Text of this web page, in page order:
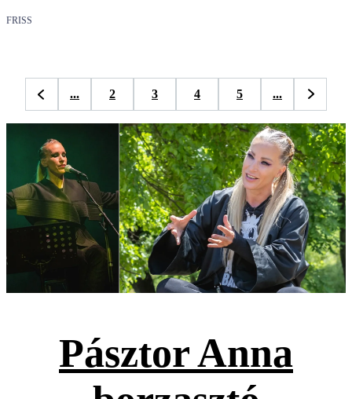
FRISS
... 2 3 4 5 ...
Pásztor Anna